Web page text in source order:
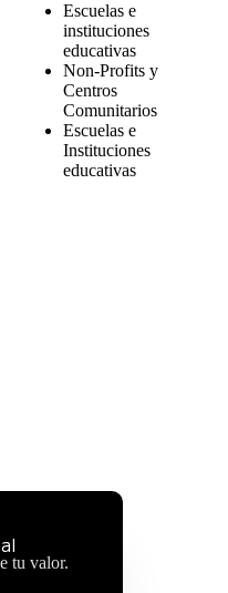
Escuelas e
instituciones
educativas
Non-Profits y
Centros
Comunitarios
Escuelas e
Instituciones
educativas
tu valor.